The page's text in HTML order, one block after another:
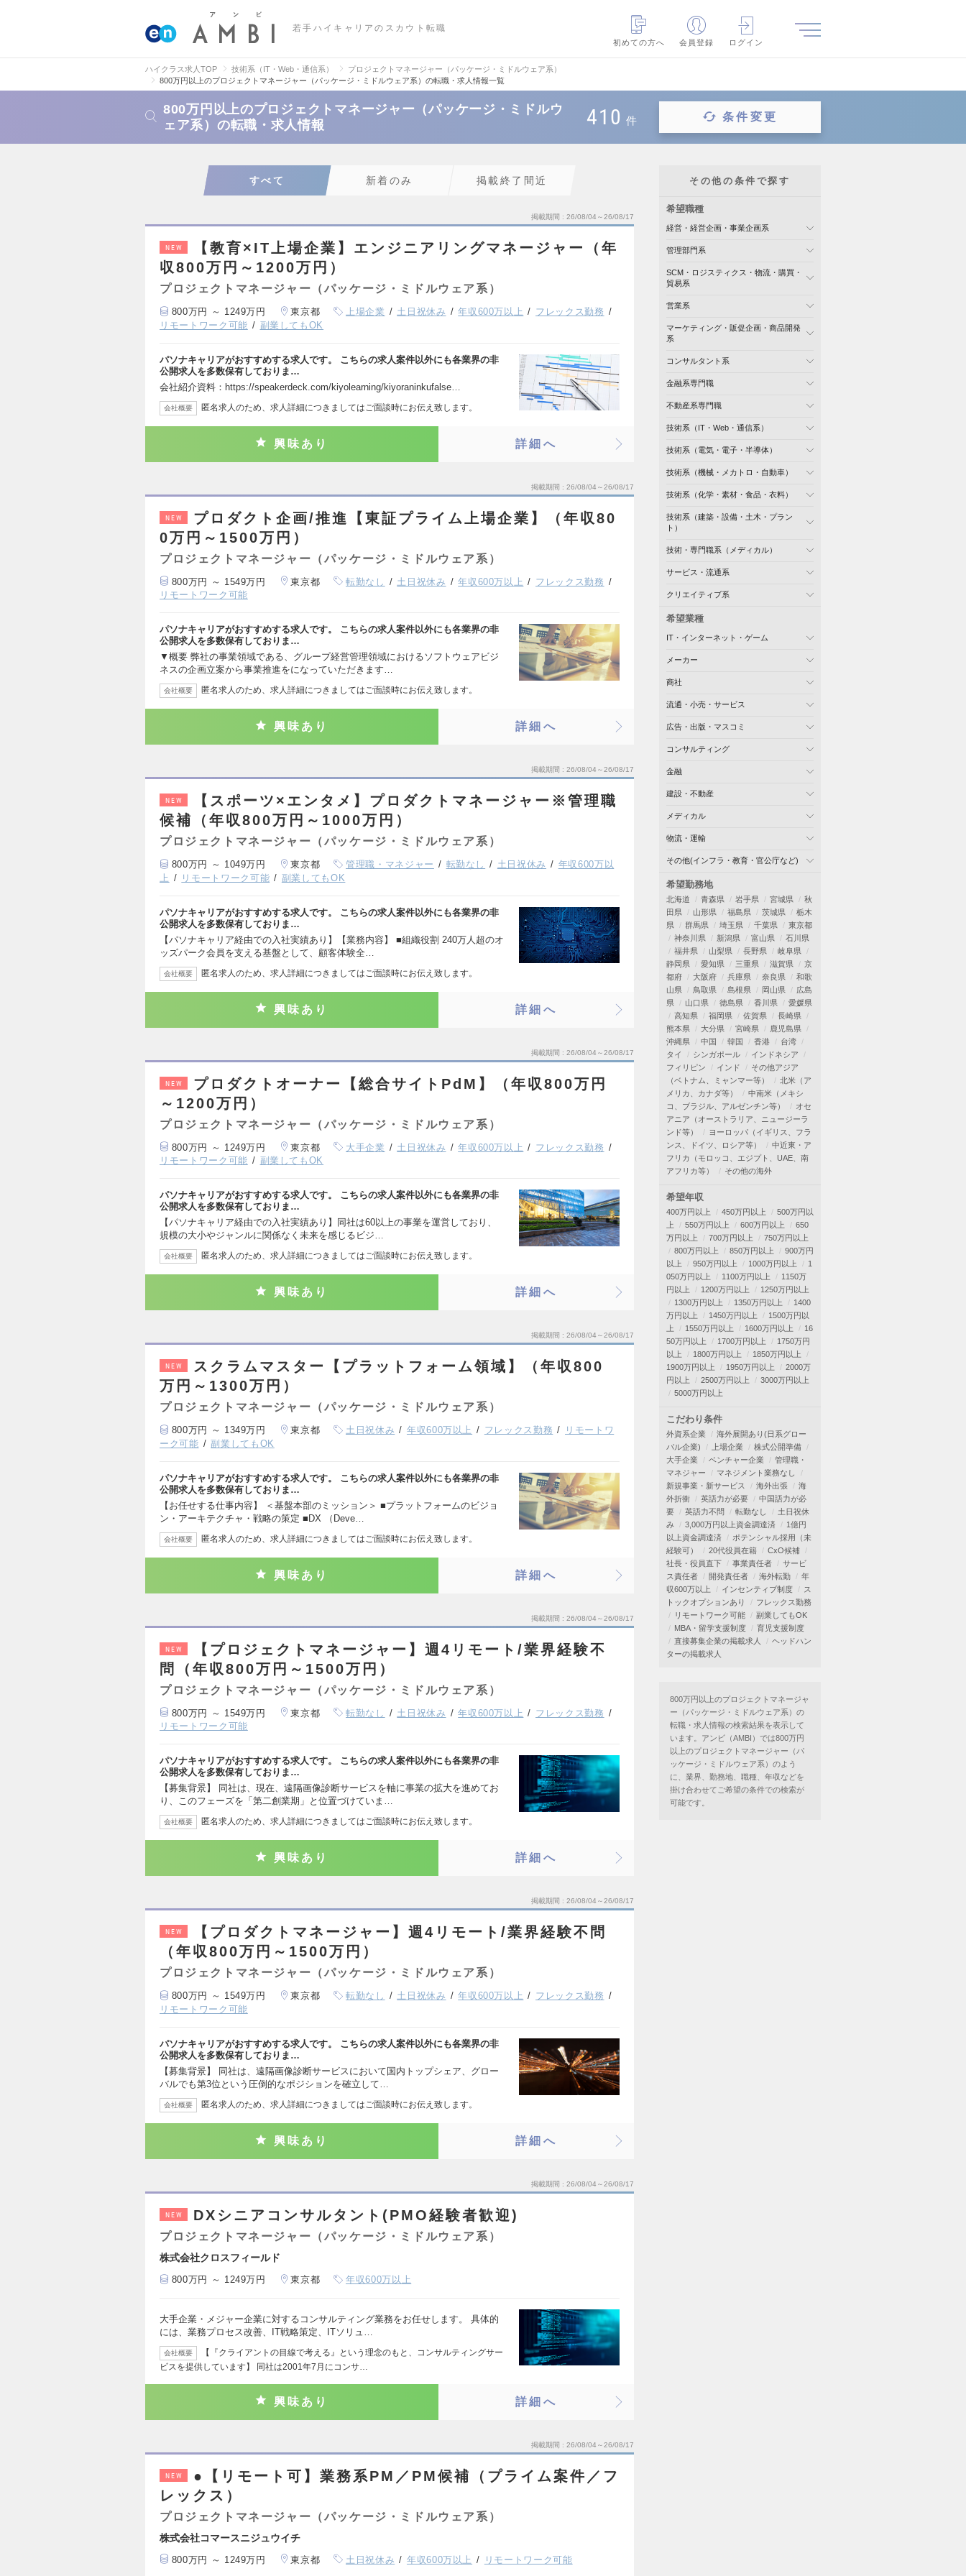
若手ハイキャリアのスカウト転職
初めての方へ
会員登録 ログイン
ハイクラス求人TOP 技術系（IT・Web・通信系）
プロジェクトマネージャー（パッケージ・ミドルウェア系）
800万円以上のプロジェクトマネージャー（パッケージ・ミドルウェア系）の転職・求人情報一覧
800万円以上のプロジェクトマネージャー（パッケージ・ミドルウ
ェア系）の転職・求人情報
410 件 条件変更
すべて 新着のみ 掲載終了間近
掲載期間 26/08/04～26/08/17
NEW
【教育×IT上場企業】エンジニアリングマネージャー（年
収800万円～1200万円）
プロジェクトマネージャー（パッケージ・ミドルウェア系）
800万円 ～ 1249万円 東京都 上場企業 土日祝休み 年収600万以上
フレックス勤務
リモートワーク可能
副業してもOK
パソナキャリアがおすすめする求人です。 こちらの求人案件以外にも各業界の非
公開求人を多数保有しておりま…
会社紹介資料：https://speakerdeck.com/kiyolearning/kiyoraninkufalse…
会社概要 匿名求人のため、求人詳細につきましてはご面談時にお伝え致します。
興味あり 詳細へ
掲載期間 26/08/04～26/08/17
NEW
プロダクト企画/推進【東証プライム上場企業】（年収80
0万円～1500万円）
プロジェクトマネージャー（パッケージ・ミドルウェア系）
800万円 ～ 1549万円 東京都 転勤なし 土日祝休み 年収600万以上
フレックス勤務
リモートワーク可能
パソナキャリアがおすすめする求人です。 こちらの求人案件以外にも各業界の非
公開求人を多数保有しておりま…
▼概要 弊社の事業領域である、グループ経営管理領域におけるソフトウェアビジ
ネスの企画立案から事業推進をになっていただきます…
会社概要 匿名求人のため、求人詳細につきましてはご面談時にお伝え致します。
興味あり 詳細へ
掲載期間 26/08/04～26/08/17
NEW
【スポーツ×エンタメ】プロダクトマネージャー※管理職
候補（年収800万円～1000万円）
プロジェクトマネージャー（パッケージ・ミドルウェア系）
800万円 ～ 1049万円 東京都 管理職・マネジャー 転勤なし 土日祝休み
年収600万以
上
リモートワーク可能 副業してもOK
パソナキャリアがおすすめする求人です。 こちらの求人案件以外にも各業界の非
公開求人を多数保有しておりま…
【パソナキャリア経由での入社実績あり】【業務内容】 ■組織役割 240万人超のオ
ッズパーク会員を支える基盤として、顧客体験全…
会社概要 匿名求人のため、求人詳細につきましてはご面談時にお伝え致します。
興味あり 詳細へ
掲載期間 26/08/04～26/08/17
NEW
プロダクトオーナー【総合サイトPdM】（年収800万円
～1200万円）
プロジェクトマネージャー（パッケージ・ミドルウェア系）
800万円 ～ 1249万円 東京都 大手企業 土日祝休み 年収600万以上
フレックス勤務
リモートワーク可能
副業してもOK
パソナキャリアがおすすめする求人です。 こちらの求人案件以外にも各業界の非
公開求人を多数保有しておりま…
【パソナキャリア経由での入社実績あり】同社は60以上の事業を運営しており、
規模の大小やジャンルに関係なく未来を感じるビジ…
会社概要 匿名求人のため、求人詳細につきましてはご面談時にお伝え致します。
興味あり 詳細へ
掲載期間 26/08/04～26/08/17
NEW
スクラムマスター【プラットフォーム領域】（年収800
万円～1300万円）
プロジェクトマネージャー（パッケージ・ミドルウェア系）
800万円 ～ 1349万円 東京都 土日祝休み 年収600万以上 フレックス勤務
リモートワ
ーク可能
副業してもOK
パソナキャリアがおすすめする求人です。 こちらの求人案件以外にも各業界の非
公開求人を多数保有しておりま…
【お任せする仕事内容】 ＜基盤本部のミッション＞ ■プラットフォームのビジョ
ン・アーキテクチャ・戦略の策定 ■DX （Deve…
会社概要 匿名求人のため、求人詳細につきましてはご面談時にお伝え致します。
興味あり 詳細へ
掲載期間 26/08/04～26/08/17
NEW
【プロジェクトマネージャー】週4リモート/業界経験不
問（年収800万円～1500万円）
プロジェクトマネージャー（パッケージ・ミドルウェア系）
800万円 ～ 1549万円 東京都 転勤なし 土日祝休み 年収600万以上
フレックス勤務
リモートワーク可能
パソナキャリアがおすすめする求人です。 こちらの求人案件以外にも各業界の非
公開求人を多数保有しておりま…
【募集背景】 同社は、現在、遠隔画像診断サービスを軸に事業の拡大を進めてお
り、このフェーズを「第二創業期」と位置づけていま…
会社概要 匿名求人のため、求人詳細につきましてはご面談時にお伝え致します。
興味あり 詳細へ
掲載期間 26/08/04～26/08/17
NEW
【プロダクトマネージャー】週4リモート/業界経験不問
（年収800万円～1500万円）
プロジェクトマネージャー（パッケージ・ミドルウェア系）
800万円 ～ 1549万円 東京都 転勤なし 土日祝休み 年収600万以上
フレックス勤務
リモートワーク可能
パソナキャリアがおすすめする求人です。 こちらの求人案件以外にも各業界の非
公開求人を多数保有しておりま…
【募集背景】 同社は、遠隔画像診断サービスにおいて国内トップシェア、グロー
バルでも第3位という圧倒的なポジションを確立して…
会社概要 匿名求人のため、求人詳細につきましてはご面談時にお伝え致します。
興味あり 詳細へ
掲載期間 26/08/04～26/08/17
NEW DXシニアコンサルタント(PMO経験者歓迎)
プロジェクトマネージャー（パッケージ・ミドルウェア系）
株式会社クロスフィールド
800万円 ～ 1249万円 東京都 年収600万以上
大手企業・メジャー企業に対するコンサルティング業務をお任せします。 具体的
には、業務プロセス改善、IT戦略策定、ITソリュ…
会社概要
【『クライアントの目線で考える』という理念のもと、コンサルティングサー
ビスを提供しています】 同社は2001年7月にコンサ…
興味あり 詳細へ
掲載期間 26/08/04～26/08/17
NEW
●【リモート可】業務系PM／PM候補（プライム案件／フ
レックス）
プロジェクトマネージャー（パッケージ・ミドルウェア系）
株式会社コマースニジュウイチ
800万円 ～ 1249万円 東京都 土日祝休み 年収600万以上 リモートワーク可能
その他の条件で探す
希望職種
経営・経営企画・事業企画系
管理部門系
SCM・ロジスティクス・物流・購買・
貿易系
営業系
マーケティング・販促企画・商品開発
系
コンサルタント系
金融系専門職
不動産系専門職
技術系（IT・Web・通信系）
技術系（電気・電子・半導体）
技術系（機械・メカトロ・自動車）
技術系（化学・素材・食品・衣料）
技術系（建築・設備・土木・プラン
ト）
技術・専門職系（メディカル）
サービス・流通系
クリエイティブ系
希望業種
IT・インターネット・ゲーム
メーカー
商社
流通・小売・サービス
広告・出版・マスコミ
コンサルティング
金融
建設・不動産
メディカル
物流・運輸
その他(インフラ・教育・官公庁など)
希望勤務地
北海道 青森県 岩手県 宮城県
秋
田県
山形県 福島県 茨城県
栃木
県
群馬県 埼玉県 千葉県
東京都
神奈川県
新潟県 富山県
石川県
福井県
山梨県 長野県
岐阜県
静岡県
愛知県 三重県 滋賀県
京
都府
大阪府 兵庫県 奈良県
和歌
山県
鳥取県 島根県 岡山県
広島
県
山口県 徳島県 香川県
愛媛県
高知県
福岡県 佐賀県
長崎県
熊本県
大分県 宮崎県
鹿児島県
沖縄県
中国 韓国 香港
台湾
タイ
シンガポール
インドネシア
フィリピン
インド
その他アジア
（ベトナム、ミャンマー等）
北米（ア
メリカ、カナダ等）
中南米（メキシ
コ、ブラジル、アルゼンチン等）
オセ
アニア（オーストラリア、ニュージーラ
ンド等）
ヨーロッパ（イギリス、フラ
ンス、ドイツ、ロシア等）
中近東・ア
フリカ（モロッコ、エジプト、UAE、南
アフリカ等）
その他の海外
希望年収
400万円以上 450万円以上
500万円以
上
550万円以上 600万円以上
650
万円以上
700万円以上
750万円以上
800万円以上
850万円以上
900万円
以上
950万円以上 1000万円以上
1
050万円以上
1100万円以上
1150万
円以上
1200万円以上
1250万円以上
1300万円以上
1350万円以上
1400
万円以上
1450万円以上
1500万円以
上
1550万円以上 1600万円以上
16
50万円以上
1700万円以上
1750万円
以上
1800万円以上
1850万円以上
1900万円以上
1950万円以上
2000万
円以上
2500万円以上
3000万円以上
5000万円以上
こだわり条件
外資系企業
海外展開あり(日系グロー
バル企業)
上場企業
株式公開準備
大手企業
ベンチャー企業
管理職・
マネジャー
マネジメント業務なし
新規事業・新サービス
海外出張
海
外折衝
英語力が必要
中国語力が必
要
英語力不問 転勤なし
土日祝休
み
3,000万円以上資金調達済
1億円
以上資金調達済
ポテンシャル採用（未
経験可）
20代役員在籍
CxO候補
社長・役員直下
事業責任者
サービ
ス責任者
開発責任者 海外転勤
年
収600万以上
インセンティブ制度
ス
トックオプションあり
フレックス勤務
リモートワーク可能
副業してもOK
MBA・留学支援制度
育児支援制度
直接募集企業の掲載求人
ヘッドハン
ターの掲載求人
800万円以上のプロジェクトマネージャ
ー（パッケージ・ミドルウェア系）の
転職・求人情報の検索結果を表示して
います。アンビ（AMBI）では800万円
以上のプロジェクトマネージャー（パ
ッケージ・ミドルウェア系）のよう
に、業界、勤務地、職種、年収などを
掛け合わせてご希望の条件での検索が
可能です。